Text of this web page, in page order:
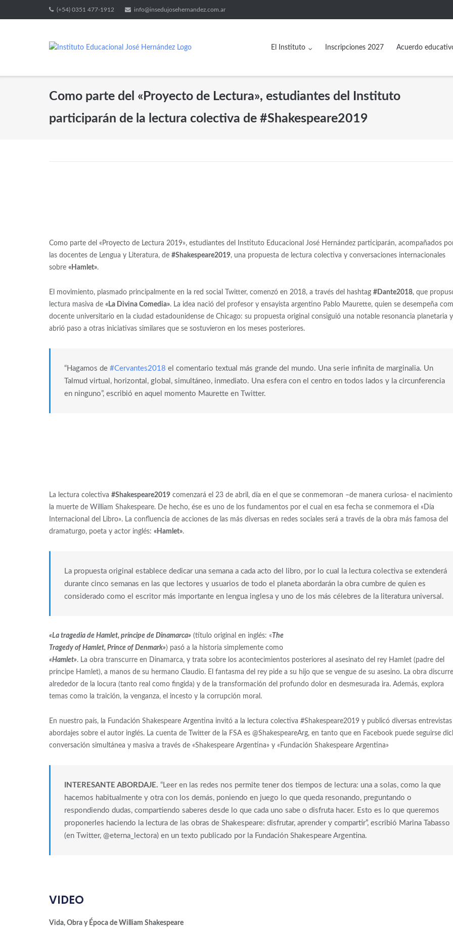
(+54) 0351 477-1912 info@insedujosehernandez.com.ar
El Instituto Inscripciones 2027 Acuerdo
Como parte del «Proyecto de Lectura», estudiantes del Instituto
participarán de la lectura colectiva de #Shakespeare2019
Como parte del «Proyecto de Lectura 2019», estudiantes del Instituto Educacional José Hernández participarán, acompañados
las docentes de Lengua y Literatura, de #Shakespeare2019, una propuesta de lectura colectiva y conversaciones internacionales
sobre «Hamlet».
El movimiento, plasmado principalmente en la red social Twitter, comenzó en 2018, a través del hashtag #Dante2018, que
lectura masiva de «La Divina Comedia». La idea nació del profesor y ensayista argentino Pablo Maurette, quien se desempeña
docente universitario en la ciudad estadounidense de Chicago: su propuesta original consiguió una notable resonancia planetaria y
abrió paso a otras iniciativas similares que se sostuvieron en los meses posteriores.
“Hagamos de #Cervantes2018 el comentario textual más grande del mundo. Una serie infinita de marginalia. Un
Talmud virtual, horizontal, global, simultáneo, inmediato. Una esfera con el centro en todos lados y la circunferencia
en ninguno”, escribió en aquel momento Maurette en Twitter.
La lectura colectiva #Shakespeare2019comenzará el 23 de abril, día en el que se conmemoran –de manera curiosa- el
la muerte de William Shakespeare. De hecho, ése es uno de los fundamentos por el cual en esa fecha se conmemora el «Día
Internacional del Libro». La confluencia de acciones de las más diversas en redes sociales será a través de la obra más famosa del
dramaturgo, poeta y actor inglés: «Hamlet».
La propuesta original establece dedicar una semana a cada acto del libro, por lo cual la lectura colectiva se extenderá
durante cinco semanas en las que lectores y usuarios de todo el planeta abordarán la obra cumbre de quien es
considerado como el escritor más importante en lengua inglesa y uno de los más célebres de la literatura universal.
«La tragedia de Hamlet, príncipe de Dinamarca» (título original en inglés: « The
Tragedy of Hamlet, Prince of Denmark») pasó a la historia simplemente como
«Hamlet». La obra transcurre en Dinamarca, y trata sobre los acontecimientos posteriores al asesinato del rey Hamlet (padre del
príncipe Hamlet), a manos de su hermano Claudio. El fantasma del rey pide a su hijo que se vengue de su asesino. La obra discurre
alrededor de la locura (tanto real como fingida) y de la transformación del profundo dolor en desmesurada ira. Además, explora
temas como la traición, la venganza, el incesto y la corrupción moral.
En nuestro país, la Fundación Shakespeare Argentina invitó a la lectura colectiva #Shakespeare2019 y publicó diversas
abordajes sobre el autor inglés. La cuenta de Twitter de la FSA es @ShakespeareArg, en tanto que en Facebook puede seguirse
conversación simultánea y masiva a través de «Shakespeare Argentina» y «Fundación Shakespeare Argentina»
INTERESANTE ABORDAJE. “Leer en las redes nos permite tener dos tiempos de lectura: una a solas, como la que
hacemos habitualmente y otra con los demás, poniendo en juego lo que queda resonando, preguntando o
respondiendo dudas, compartiendo saberes desde lo que cada uno sabe o disfruta hacer. Esto es lo que queremos
proponerles haciendo la lectura de las obras de Shakespeare: disfrutar, aprender y compartir”, escribió Marina Tabasso
(en Twitter, @eterna_lectora) en un texto publicado por la Fundación Shakespeare Argentina.
VIDEO
Vida, Obra y Época de William Shakespeare